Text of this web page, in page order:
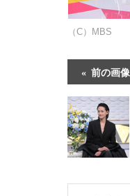
（C）MBS
前の画像